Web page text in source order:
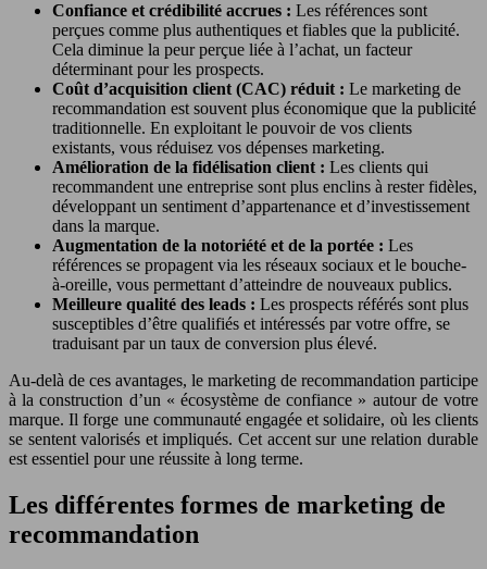
Confiance et crédibilité accrues : Les références sont
perçues comme plus authentiques et fiables que la publicité.
Cela diminue la peur perçue liée à l’achat, un facteur
déterminant pour les prospects.
Coût d’acquisition client (CAC) réduit : Le marketing de
recommandation est souvent plus économique que la publicité
traditionnelle. En exploitant le pouvoir de vos clients
existants, vous réduisez vos dépenses marketing.
Amélioration de la fidélisation client : Les clients qui
recommandent une entreprise sont plus enclins à rester fidèles,
développant un sentiment d’appartenance et d’investissement
dans la marque.
Augmentation de la notoriété et de la portée : Les
références se propagent via les réseaux sociaux et le bouche-
à-oreille, vous permettant d’atteindre de nouveaux publics.
Meilleure qualité des leads : Les prospects référés sont plus
susceptibles d’être qualifiés et intéressés par votre offre, se
traduisant par un taux de conversion plus élevé.
Au-delà de ces avantages, le marketing de recommandation participe
à la construction d’un « écosystème de confiance » autour de votre
marque. Il forge une communauté engagée et solidaire, où les clients
se sentent valorisés et impliqués. Cet accent sur une relation durable
est essentiel pour une réussite à long terme.
Les différentes formes de marketing de
recommandation